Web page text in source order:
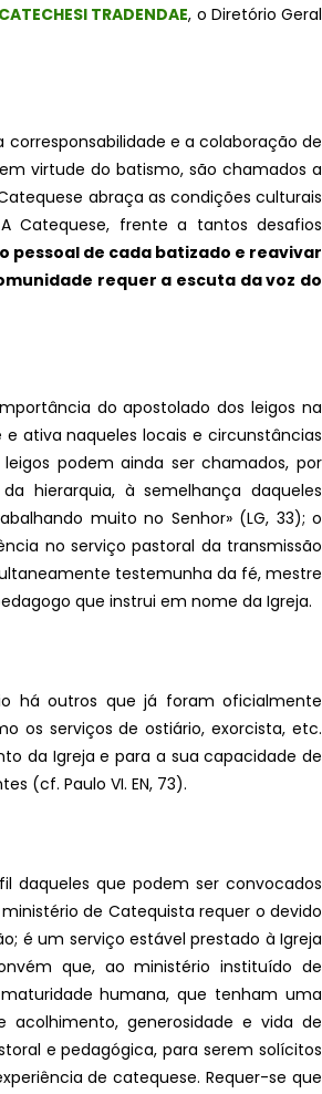
TRADENDAE, o Diretório Geral
corresponsabilidade e a colaboração de
virtude do batismo, são chamados a
abraça as condições culturais
Catequese, frente a tantos desafios
pessoal de cada batizado e reavivar
requer a escuta da voz do
do apostolado dos leigos na
ativa naqueles locais e circunstâncias
podem ainda ser chamados, por
hierarquia, à semelhança daqueles
muito no Senhor» (LG, 33); o
no serviço pastoral da transmissão
testemunha da fé, mestre
que instrui em nome da Igreja.
há outros que já foram oficialmente
os serviços de ostiário, exorcista, etc.
da Igreja e para a sua capacidade de
(cf. Paulo VI. EN, 73).
daqueles que podem ser convocados
de Catequista requer o devido
é um serviço estável prestado à Igreja
que, ao ministério instituído de
humana, que tenham uma
generosidade e vida de
e pedagógica, para serem solícitos
de catequese. Requer-se que